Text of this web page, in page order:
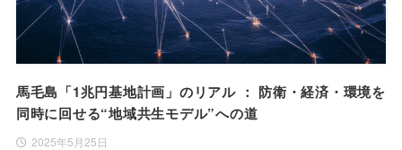
馬毛島「1兆円基地計画」のリアル ： 防衛・経済・環境を
同時に回せる“地域共生モデル”への道
2025年5月25日